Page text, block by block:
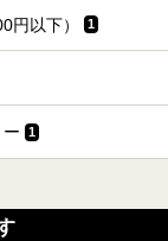
円以下） 1
1